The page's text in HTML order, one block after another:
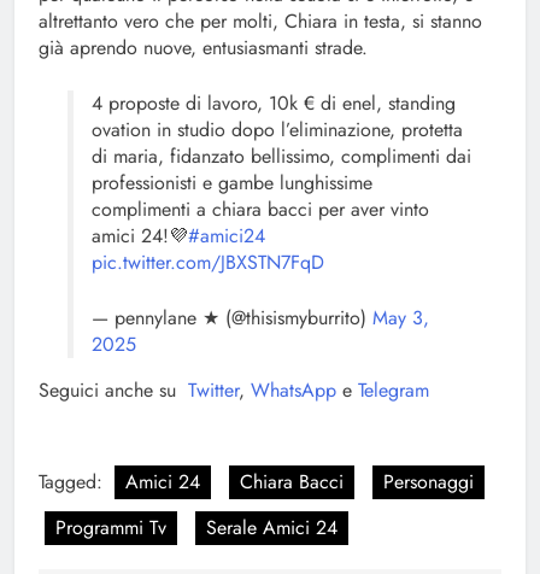
altrettanto vero che per molti, Chiara in testa, si stanno
già aprendo nuove, entusiasmanti strade.
4 proposte di lavoro, 10k € di enel, standing
ovation in studio dopo l’eliminazione, protetta
di maria, fidanzato bellissimo, complimenti dai
professionisti e gambe lunghissime
complimenti a chiara bacci per aver vinto
amici 24!💜#amici24
pic.twitter.com/JBXSTN7FqD
— pennylane ★ (@thisismyburrito) May 3,
2025
Seguici anche su Twitter, WhatsApp e Telegram
Tagged: Amici 24 Chiara Bacci
Personaggi
Programmi Tv
Serale Amici 24